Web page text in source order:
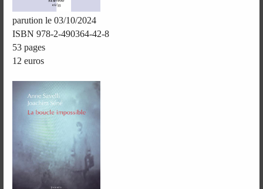
parution le 03/10/2024
ISBN 978-2-490364-42-8
53 pages
12 euros